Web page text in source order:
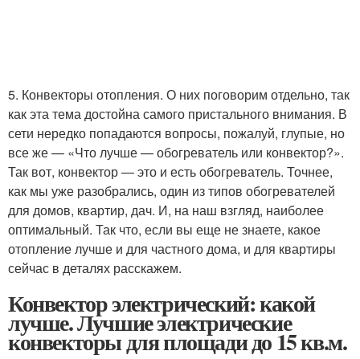
5. Конвекторы отопления. О них поговорим отдельно, так
как эта тема достойна самого пристального внимания. В
сети нередко попадаются вопросы, пожалуй, глупые, но
все же — «Что лучше — обогреватель или конвектор?».
Так вот, конвектор — это и есть обогреватель. Точнее,
как мы уже разобрались, один из типов обогревателей
для домов, квартир, дач. И, на наш взгляд, наиболее
оптимальный. Так что, если вы еще не знаете, какое
отопление лучше и для частного дома, и для квартиры
сейчас в деталях расскажем.
Конвектор электрический: какой
лучше. Лучшие электрические
конвекторы для площади до 15 кв.м.